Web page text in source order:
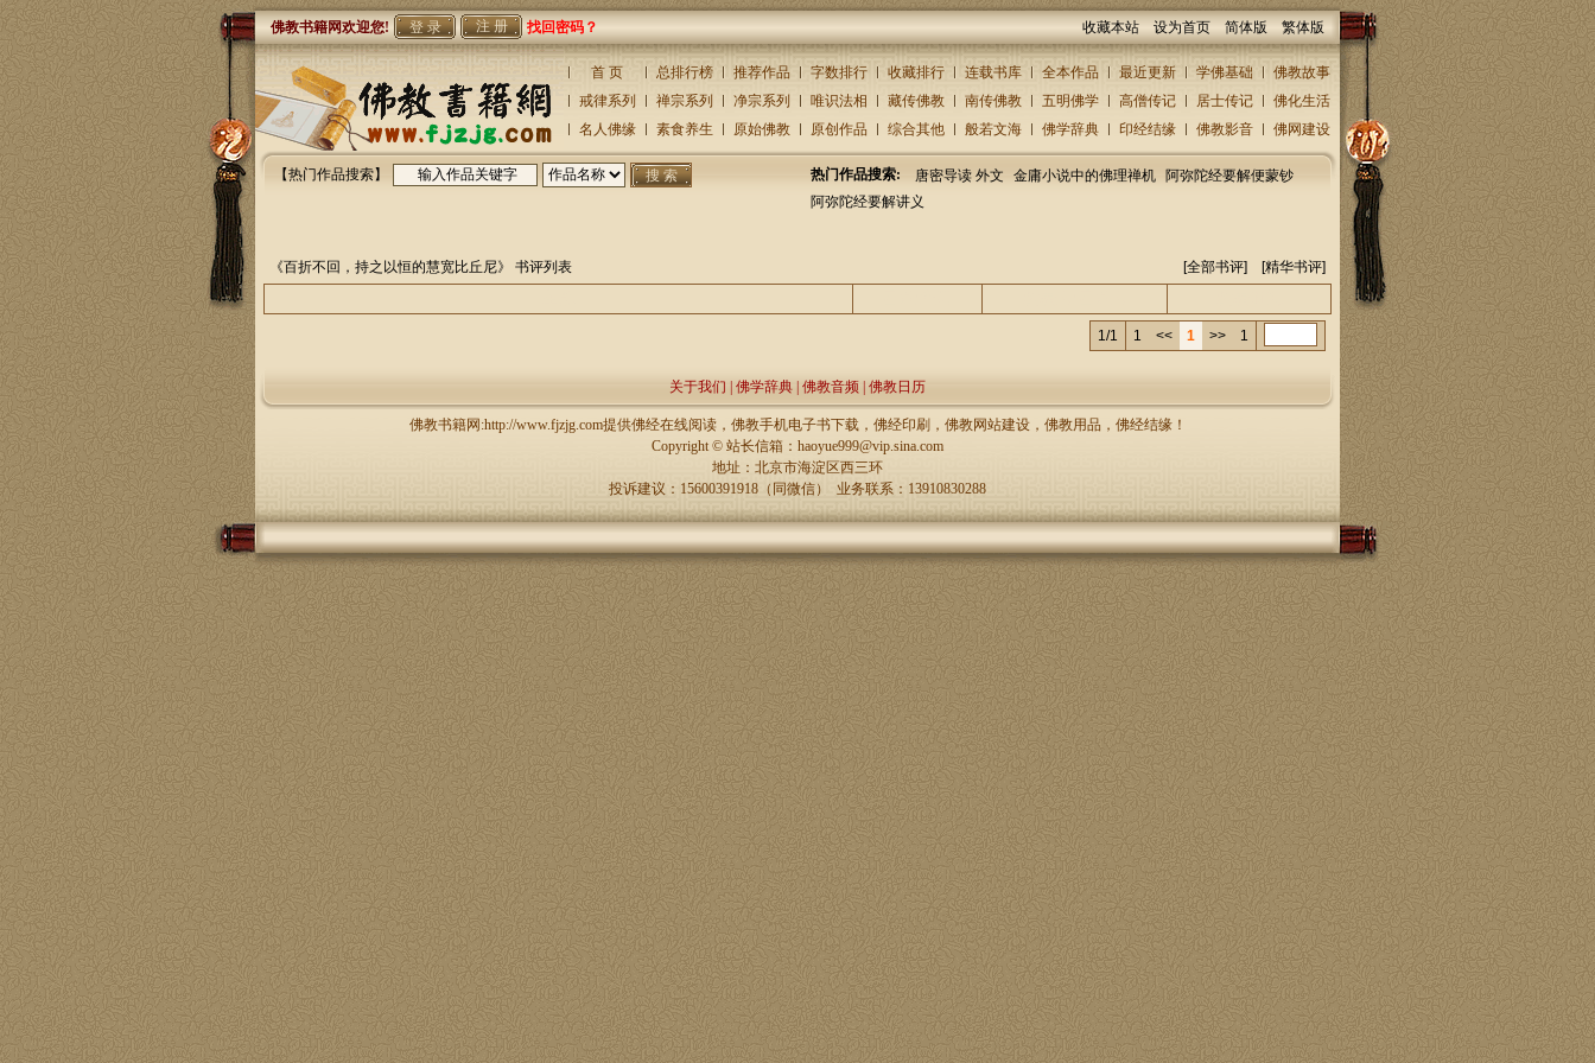
佛教书籍网欢迎您! 注 册 找回密码？ 收藏本站 设为首页 简体版 繁体版
首 页 总排行榜 推荐作品 字数排行 收藏排行 连载书库 全本作品 最近更新 学佛基础
佛教故事
戒律系列
禅宗系列 净宗系列 唯识法相 藏传佛教 南传佛教 五明佛学 高僧传记 居士传记
佛化生活
名人佛缘
素食养生 原始佛教 原创作品 综合其他 般若文海 佛学辞典 印经结缘 佛教影音 佛网建设
【热门作品搜索】 热门作品搜索: 唐密导读 外文 金庸小说中的佛理禅机
阿弥陀经要解便蒙钞
阿弥陀经要解讲义
《百折不回，持之以恒的慧宽比丘尼》 书评列表 [全部书评] [精华书评]
1/1 1 << 1 >> 1
关于我们 佛学辞典 佛教音频 佛教日历
佛教书籍网:http://www.fjzjg.com提供佛经在线阅读，佛教手机电子书下载，佛经印刷，佛教网站建设，佛教用品，佛经结缘！
Copyright © 站长信箱：haoyue999@vip.sina.com
地址：北京市海淀区西三环
投诉建议：15600391918（同微信） 业务联系：13910830288